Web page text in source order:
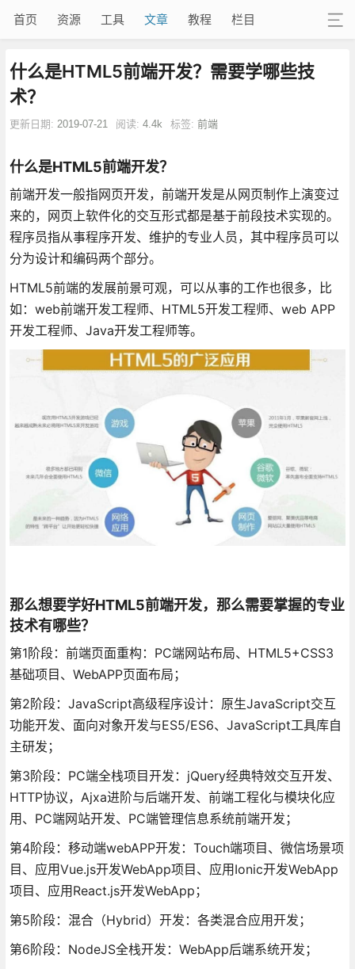
首页 资源 工具 文章 教程 栏目
什么是HTML5前端开发？需要学哪些技
术？
更新日期: 2019-07-21 阅读: 4.4k 标签: 前端
什么是HTML5前端开发？
前端开发一般指网页开发，前端开发是从网页制作上演变过
来的，网页上软件化的交互形式都是基于前段技术实现的。
程序员指从事程序开发、维护的专业人员，其中程序员可以
分为设计和编码两个部分。
HTML5前端的发展前景可观，可以从事的工作也很多，比
如：web前端开发工程师、HTML5开发工程师、web APP
开发工程师、Java开发工程师等。
那么想要学好HTML5前端开发，那么需要掌握的专业
技术有哪些？
第1阶段：前端页面重构：PC端网站布局、HTML5+CSS3
基础项目、WebAPP页面布局；
第2阶段：JavaScript高级程序设计：原生JavaScript交互
功能开发、面向对象开发与ES5/ES6、JavaScript工具库自
主研发；
第3阶段：PC端全栈项目开发：jQuery经典特效交互开发、
HTTP协议，Ajxa进阶与后端开发、前端工程化与模块化应
用、PC端网站开发、PC端管理信息系统前端开发；
第4阶段：移动端webAPP开发：Touch端项目、微信场景项
目、应用Vue.js开发WebApp项目、应用Ionic开发WebApp
项目、应用React.js开发WebApp；
第5阶段：混合（Hybrid）开发：各类混合应用开发；
第6阶段：NodeJS全栈开发：WebApp后端系统开发；